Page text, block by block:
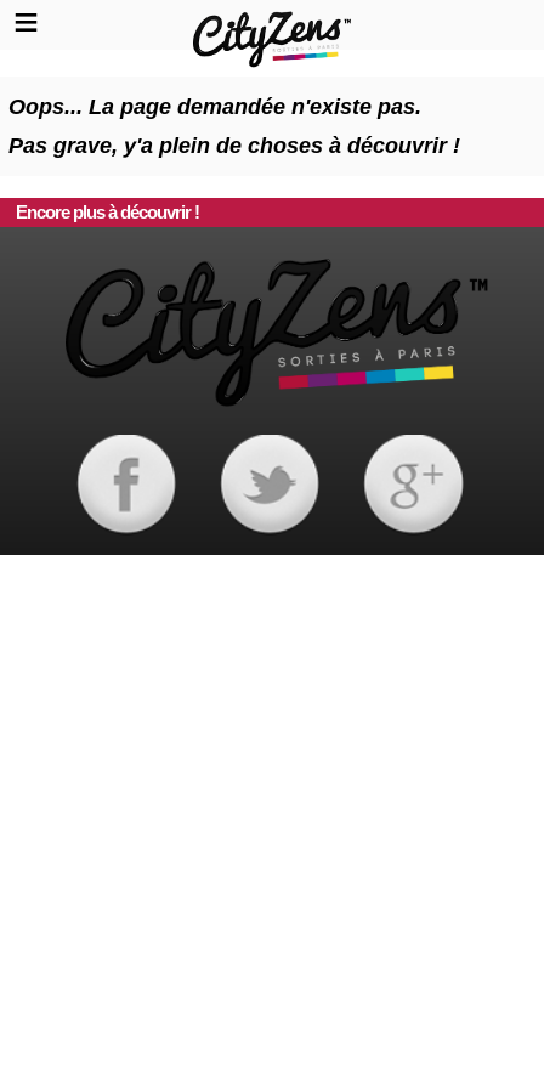
Oops... La page demandée n'existe pas.
Pas grave, y'a plein de choses à découvrir !
Encore plus à découvrir !